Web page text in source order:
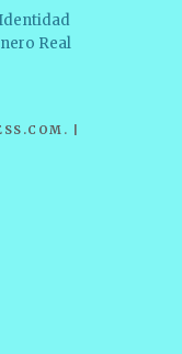
Real
.